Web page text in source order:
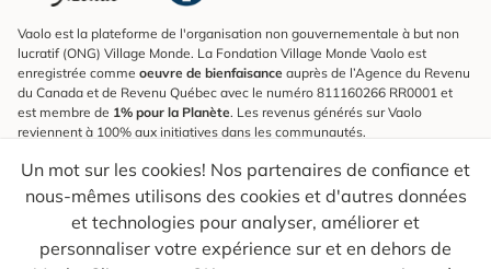
Un mot sur les cookies! Nos partenaires de confiance et
nous-mêmes utilisons des cookies et d'autres données
et technologies pour analyser, améliorer et
personnaliser votre expérience sur et en dehors de
Vaolo est la plateforme de l'organisation non gouvernementale à but non
lucratif (ONG) Village Monde. La Fondation Village Monde Vaolo est
enregistrée comme oeuvre de bienfaisance auprès de l’Agence du Revenu
du Canada et de Revenu Québec avec le numéro 811160266 RR0001 et
est membre de 1% pour la Planète. Les revenus générés sur Vaolo
reviennent à 100% aux initiatives dans les communautés.
S'inscrire à l'infolettre
Pour connaître les nouveautés, suivre nos explorateurs et recevoir des
astuces pour des voyages plus conscients.
Ton courriel